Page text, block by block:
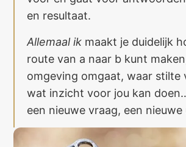
en resultaat.
Allemaal ik maakt je duidelijk
route van a naar b kunt
omgeving omgaat, waar stilte
wat inzicht voor jou kan
een nieuwe vraag, een